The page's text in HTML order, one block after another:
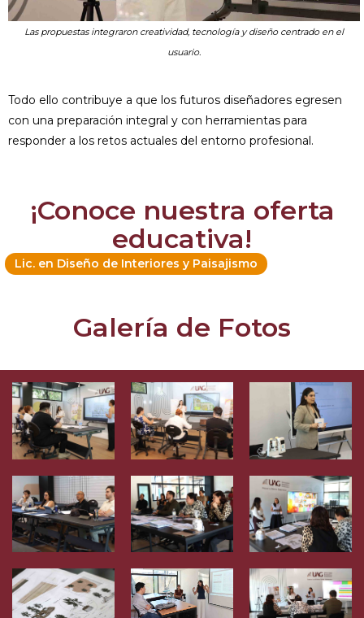
Las propuestas integraron creatividad, tecnología y diseño centrado en el
usuario.
Todo ello contribuye a que los futuros diseñadores egresen
con una preparación integral y con herramientas para
responder a los retos actuales del entorno profesional.
¡Conoce nuestra oferta
educativa!
Lic. en Diseño de Interiores y Paisajismo
Galería de Fotos